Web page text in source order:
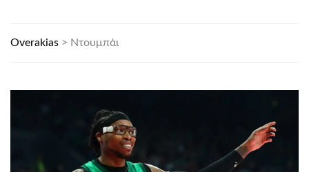
Overakias > Ντουμπάι